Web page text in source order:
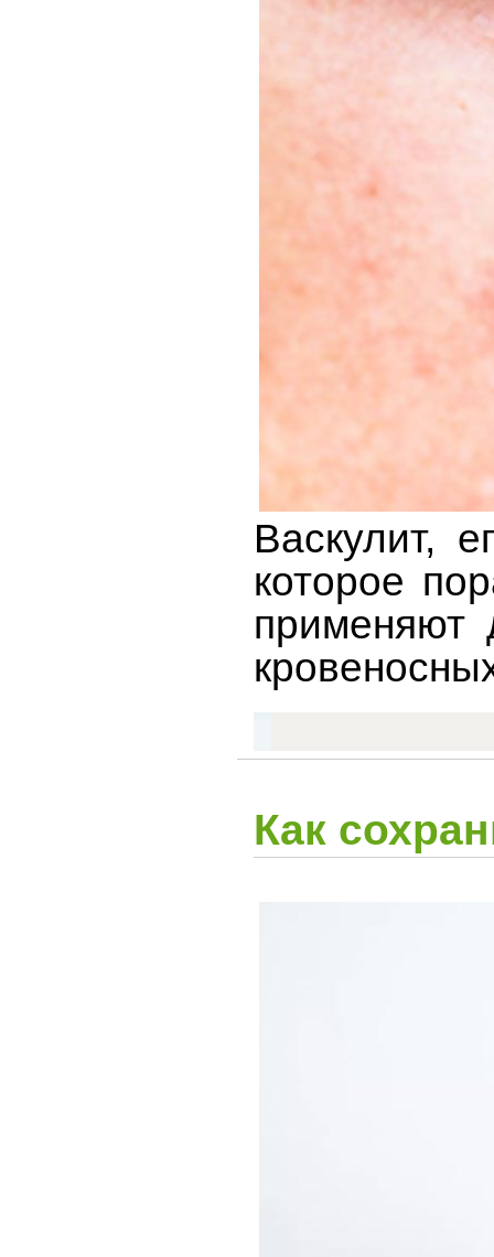
Васкулит,
которое
применяют
Как